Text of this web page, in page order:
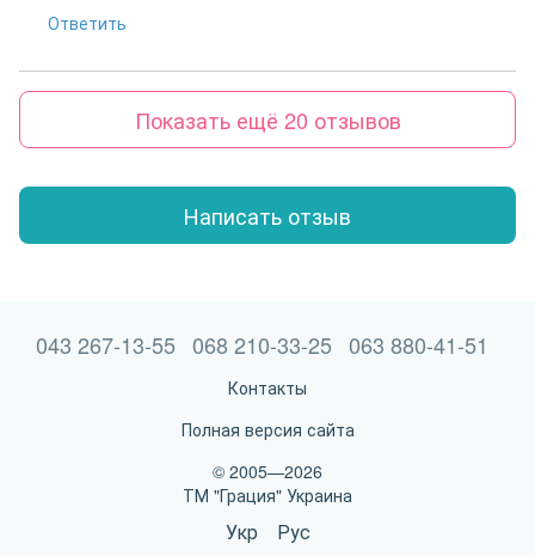
Ответить
Показать ещё 20 отзывов
Написать отзыв
043 267-13-55 068 210-33-25 063 880-41-51
Контакты
Полная версия сайта
© 2005—2026
ТМ "Грация" Украина
Укр Рус